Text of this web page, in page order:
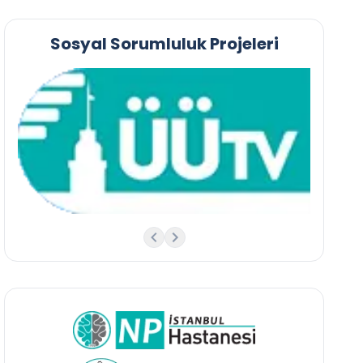
Sosyal Sorumluluk Projeleri